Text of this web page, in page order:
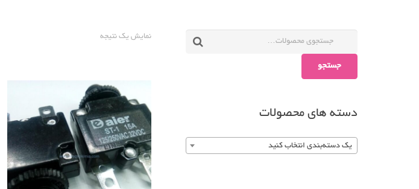
نمایش یک نتیجه
جستجو
دسته های محصولات
یک دسته‌بندی انتخاب کنید